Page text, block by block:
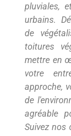
pluviales,
urbains.
de
toitures
mettre en
votre
approche,
de
agréable
Suivez nos